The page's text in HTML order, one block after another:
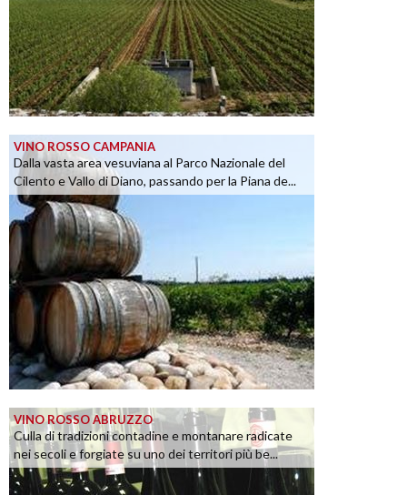
VINO ROSSO CAMPANIA
Dalla vasta area vesuviana al Parco Nazionale del
Cilento e Vallo di Diano, passando per la Piana de...
VINO ROSSO ABRUZZO
Culla di tradizioni contadine e montanare radicate
nei secoli e forgiate su uno dei territori più be...